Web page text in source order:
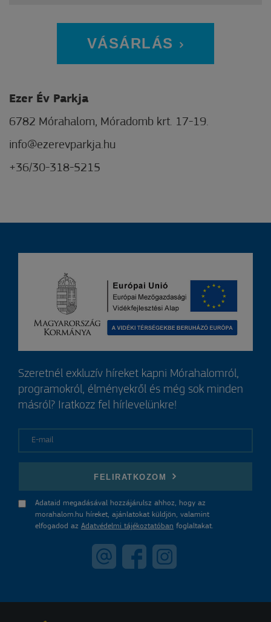
VÁSÁRLÁS
Ezer Év Parkja
6782 Mórahalom, Móradomb krt. 17-19.
info@ezerevparkja.hu
+36/30-318-5215
Szeretnél exkluzív híreket kapni Mórahalomról,
programokról, élményekről és még sok minden
másról? Iratkozz fel hírlevelünkre!
FELIRATKOZOM
Adataid megadásával hozzájárulsz ahhoz, hogy az
morahalom.hu híreket, ajánlatokat küldjön, valamint
elfogadod az Adatvédelmi tájékoztatóban foglaltakat.